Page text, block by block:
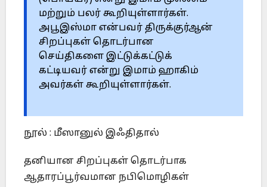
மற்றும் பலர் கூறியுள்ளார்கள்.
அபூஇஸ்மா என்பவர் திருக்குர்ஆன்
சிறப்புகள் தொடர்பான
செய்திகளை இட்டுக்கட்டுக்
கட்டியவர் என்று இமாம் ஹாகிம்
அவர்கள் கூறியுள்ளார்கள்.
நூல் : மீஸானுல் இஃதிதால்
தனியான சிறப்புகள் தொடர்பாக
ஆதாரப்பூர்வமான நபிமொழிகள்